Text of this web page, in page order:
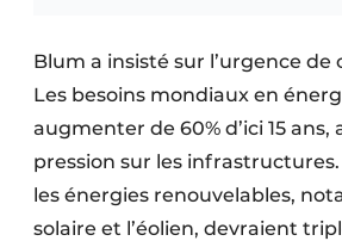
Blum a insisté sur l’urgence
Les besoins mondiaux en
augmenter de 60% d’ici 15
pression sur les
les énergies renouvelables,
solaire et l’éolien, devraient